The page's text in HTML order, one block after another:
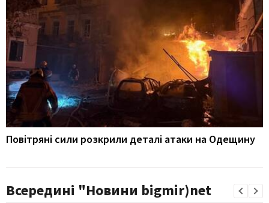
Повітряні сили розкрили деталі атаки на Одещину
Всередині "Новини bigmir)net